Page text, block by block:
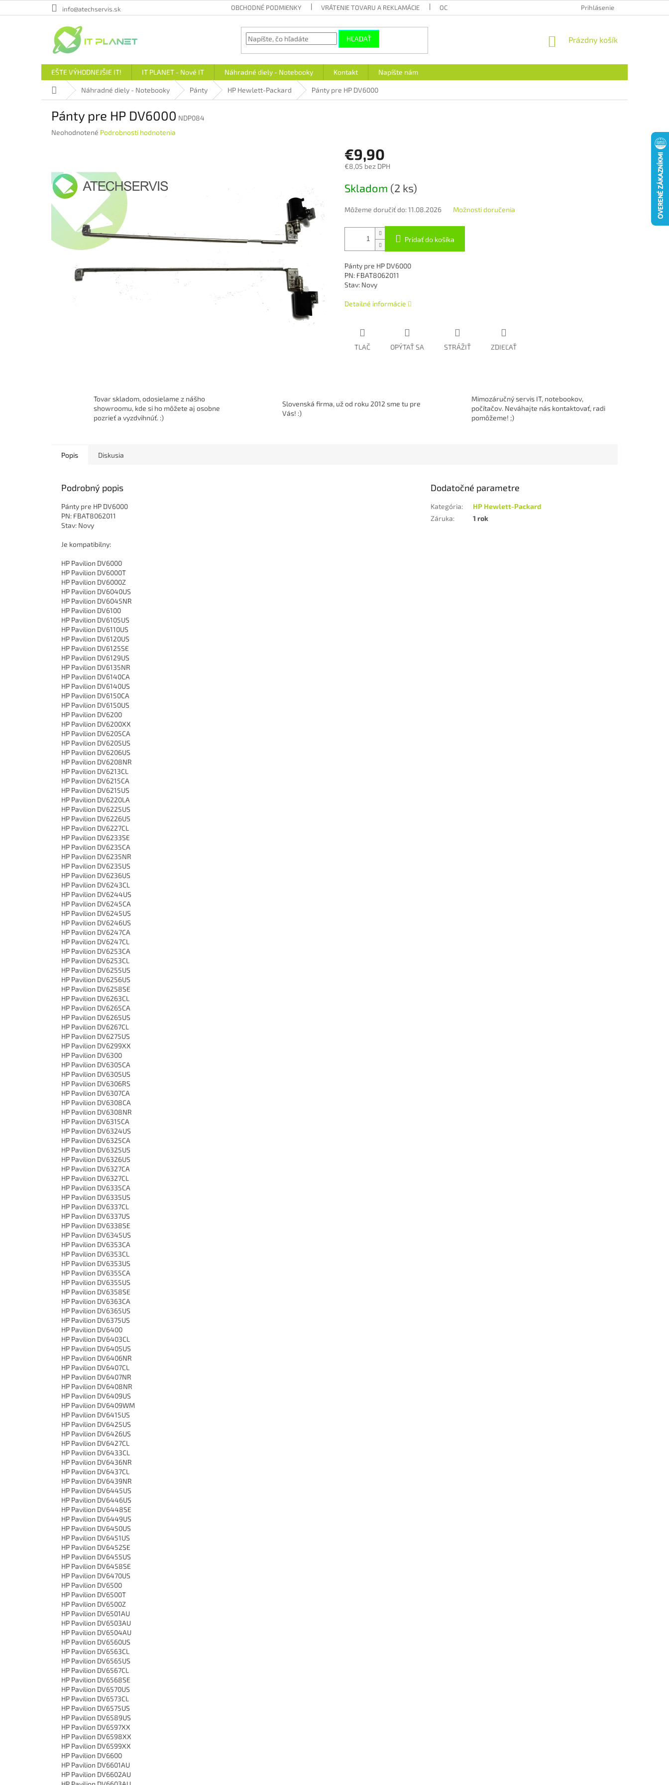
na
info@atechservis.sk OBCHODNÉ PODMIENKY VRÁTENIE TOVARU A REKLAMÁCIE OCHRANA OSOBNÝCH ÚDAJOV HODNOTENIE OBCHODU
Prihlásenie
HĽADAŤ
NÁKUPNÝ
Prázdny košík
EŠTE VÝHODNEJŠIE IT! IT PLANET - Nové IT Náhradné diely - Notebooky Kontakt Napíšte nám
DomovNáhradné diely - Notebooky Pánty HP Hewlett-Packard Pánty pre HP DV6000
Pánty pre HP DV6000 NDP084
Priemerné
0,0
z
5
hviezdičiek.
Neohodnotené Podrobnosti hodnotenia
€9,90
€8,05 bez DPH
cena:
Skladom (2 ks)
Môžeme doručiť do:11.08.2026 Možnosti doručenia
Pridať do košíka
Pánty pre HP DV6000
PN: FBAT8062011
Stav: Novy
Detailné informácie
TLAČ OPÝTAŤ SA STRÁŽIŤ ZDIEĽAŤ
Tovar skladom, odosielame z nášho
showroomu, kde si ho môžete aj osobne
pozrieť a vyzdvihnúť. :)
Slovenská firma, už od roku 2012 sme tu pre
Vás! :)
Mimozáručný servis IT, notebookov,
počítačov. Neváhajte nás kontaktovať, radi
pomôžeme! ;)
Popis Diskusia
Podrobný popis
Pánty pre HP DV6000
PN: FBAT8062011
Stav: Novy
Je kompatibilny:
HP Pavilion DV6000
HP Pavilion DV6000T
HP Pavilion DV6000Z
HP Pavilion DV6040US
HP Pavilion DV6045NR
HP Pavilion DV6100
HP Pavilion DV6105US
HP Pavilion DV6110US
HP Pavilion DV6120US
HP Pavilion DV6125SE
HP Pavilion DV6129US
HP Pavilion DV6135NR
HP Pavilion DV6140CA
HP Pavilion DV6140US
HP Pavilion DV6150CA
HP Pavilion DV6150US
HP Pavilion DV6200
HP Pavilion DV6200XX
HP Pavilion DV6205CA
HP Pavilion DV6205US
HP Pavilion DV6206US
HP Pavilion DV6208NR
HP Pavilion DV6213CL
HP Pavilion DV6215CA
HP Pavilion DV6215US
HP Pavilion DV6220LA
HP Pavilion DV6225US
HP Pavilion DV6226US
HP Pavilion DV6227CL
HP Pavilion DV6233SE
HP Pavilion DV6235CA
HP Pavilion DV6235NR
HP Pavilion DV6235US
HP Pavilion DV6236US
HP Pavilion DV6243CL
HP Pavilion DV6244US
HP Pavilion DV6245CA
HP Pavilion DV6245US
HP Pavilion DV6246US
HP Pavilion DV6247CA
HP Pavilion DV6247CL
HP Pavilion DV6253CA
HP Pavilion DV6253CL
HP Pavilion DV6255US
HP Pavilion DV6256US
HP Pavilion DV6258SE
HP Pavilion DV6263CL
HP Pavilion DV6265CA
HP Pavilion DV6265US
HP Pavilion DV6267CL
HP Pavilion DV6275US
HP Pavilion DV6299XX
HP Pavilion DV6300
HP Pavilion DV6305CA
HP Pavilion DV6305US
HP Pavilion DV6306RS
HP Pavilion DV6307CA
HP Pavilion DV6308CA
HP Pavilion DV6308NR
HP Pavilion DV6315CA
HP Pavilion DV6324US
HP Pavilion DV6325CA
HP Pavilion DV6325US
HP Pavilion DV6326US
HP Pavilion DV6327CA
HP Pavilion DV6327CL
HP Pavilion DV6335CA
HP Pavilion DV6335US
HP Pavilion DV6337CL
HP Pavilion DV6337US
HP Pavilion DV6338SE
HP Pavilion DV6345US
HP Pavilion DV6353CA
HP Pavilion DV6353CL
HP Pavilion DV6353US
HP Pavilion DV6355CA
HP Pavilion DV6355US
HP Pavilion DV6358SE
HP Pavilion DV6363CA
HP Pavilion DV6365US
HP Pavilion DV6375US
HP Pavilion DV6400
HP Pavilion DV6403CL
HP Pavilion DV6405US
HP Pavilion DV6406NR
HP Pavilion DV6407CL
HP Pavilion DV6407NR
HP Pavilion DV6408NR
HP Pavilion DV6409US
HP Pavilion DV6409WM
HP Pavilion DV6415US
HP Pavilion DV6425US
HP Pavilion DV6426US
HP Pavilion DV6427CL
HP Pavilion DV6433CL
HP Pavilion DV6436NR
HP Pavilion DV6437CL
HP Pavilion DV6439NR
HP Pavilion DV6445US
HP Pavilion DV6446US
HP Pavilion DV6448SE
HP Pavilion DV6449US
HP Pavilion DV6450US
HP Pavilion DV6451US
HP Pavilion DV6452SE
HP Pavilion DV6455US
HP Pavilion DV6458SE
HP Pavilion DV6470US
HP Pavilion DV6500
HP Pavilion DV6500T
HP Pavilion DV6500Z
HP Pavilion DV6501AU
HP Pavilion DV6503AU
HP Pavilion DV6504AU
HP Pavilion DV6560US
HP Pavilion DV6563CL
HP Pavilion DV6565US
HP Pavilion DV6567CL
HP Pavilion DV6568SE
HP Pavilion DV6570US
HP Pavilion DV6573CL
HP Pavilion DV6575US
HP Pavilion DV6589US
HP Pavilion DV6597XX
HP Pavilion DV6598XX
HP Pavilion DV6599XX
HP Pavilion DV6600
HP Pavilion DV6601AU
HP Pavilion DV6602AU
Dodatočné parametre
Kategória:
HP Hewlett-Packard
Záruka: 1 rok